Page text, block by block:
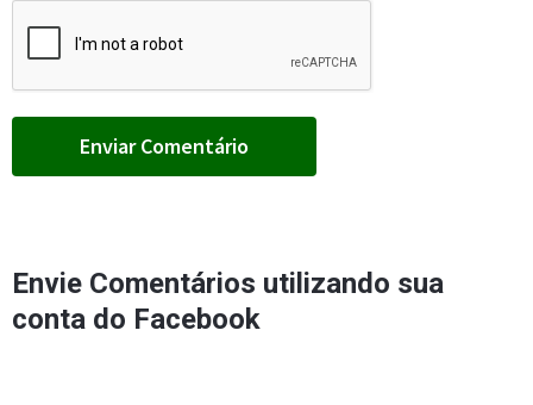
Envie Comentários utilizando sua
conta do Facebook